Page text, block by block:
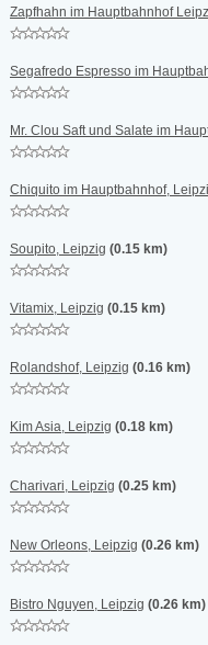
Zapfhahn im Hauptbahnhof
Segafredo Espresso im
Mr. Clou Saft und Salate im
Chiquito im Hauptbahnhof,
Soupito, Leipzig (0.15 km)
Vitamix, Leipzig (0.15 km)
Rolandshof, Leipzig (0.16 km)
Kim Asia, Leipzig (0.18 km)
Charivari, Leipzig (0.25 km)
New Orleons, Leipzig (0.26 km)
Bistro Nguyen, Leipzig (0.26 km)